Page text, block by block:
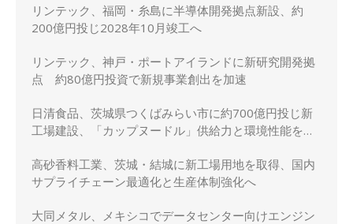
リンテック、福岡・糸島に半導体開発拠点新設、約
200億円投じ2028年10月竣工へ
リンテック、神戸・ポートアイランドに新研究開発拠
点 約80億円投資で新規事業創出を加速
日清食品、茨城県つくばみらい市に約700億円投じ新
工場建設、「カップヌードル」供給力と環境性能を強
高砂香料工業、茨城・結城に新工場用地を取得、国内
サプライチェーン最適化と生産体制強化へ
大同メタル、メキシコでデータセンター向けエンジン